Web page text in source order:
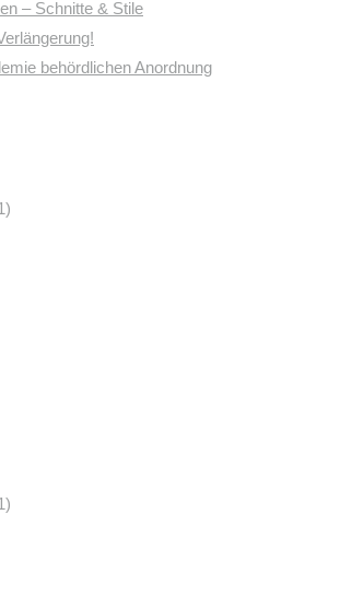
behördlichen Anordnung